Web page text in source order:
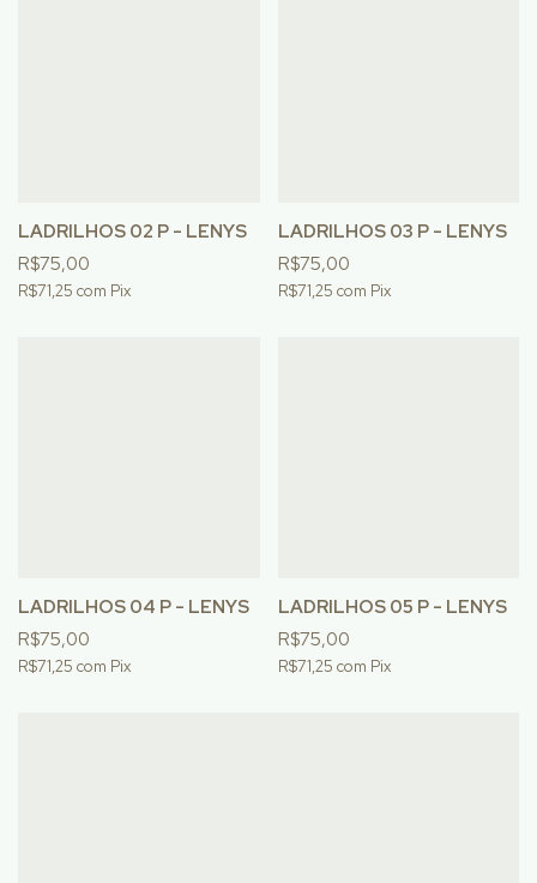
LADRILHOS 02 P - LENYS
R$75,00
R$71,25 com Pix
LADRILHOS 03 P - LENYS
R$75,00
R$71,25 com Pix
LADRILHOS 04 P - LENYS
R$75,00
R$71,25 com Pix
LADRILHOS 05 P - LENYS
R$75,00
R$71,25 com Pix